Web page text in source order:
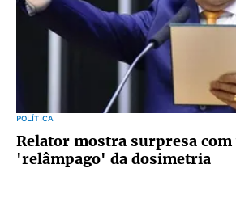
POLÍTICA
Relator mostra surpresa com
'relâmpago' da dosimetria